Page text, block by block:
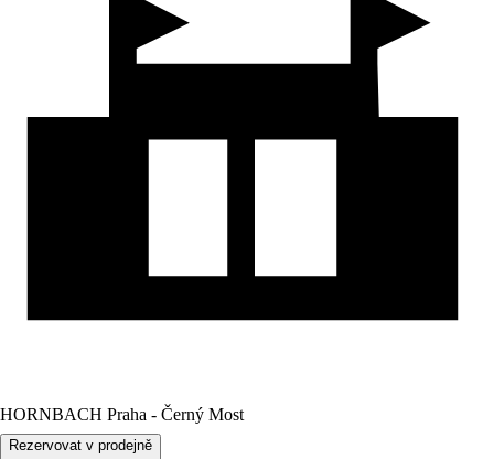
HORNBACH Praha - Černý Most
Rezervovat v prodejně